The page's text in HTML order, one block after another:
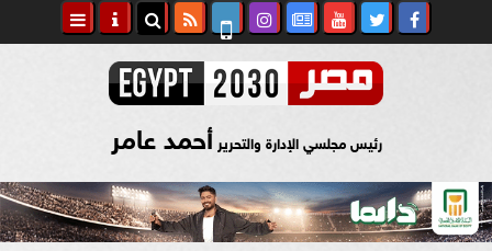
رئيس مجلسي الإدارة والتحرير أحمد عامر